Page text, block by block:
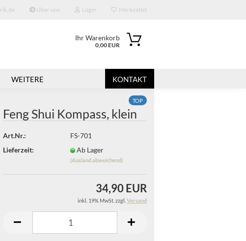
Über uns Login Merkzettel
Ihr Warenkorb
0,00 EUR
KONTAKT
WEITERE
TOP
Feng Shui Kompass, klein
Art.Nr.:
FS-701
Lieferzeit:
Ab Lager
(Ausland abweichend)
34,90 EUR
inkl. 19% MwSt. zzgl. Versand